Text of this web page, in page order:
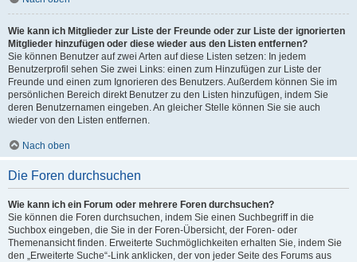
Wie kann ich Mitglieder zur Liste der Freunde oder zur Liste der ignorierten
Mitglieder hinzufügen oder diese wieder aus den Listen entfernen?
Sie können Benutzer auf zwei Arten auf diese Listen setzen: In jedem
Benutzerprofil sehen Sie zwei Links: einen zum Hinzufügen zur Liste der
Freunde und einen zum Ignorieren des Benutzers. Außerdem können Sie im
persönlichen Bereich direkt Benutzer zu den Listen hinzufügen, indem Sie
deren Benutzernamen eingeben. An gleicher Stelle können Sie sie auch
wieder von den Listen entfernen.
Nach oben
Die Foren durchsuchen
Wie kann ich ein Forum oder mehrere Foren durchsuchen?
Sie können die Foren durchsuchen, indem Sie einen Suchbegriff in die
Suchbox eingeben, die Sie in der Foren-Übersicht, der Foren- oder
Themenansicht finden. Erweiterte Suchmöglichkeiten erhalten Sie, indem Sie
den „Erweiterte Suche“-Link anklicken, der von jeder Seite des Forums aus